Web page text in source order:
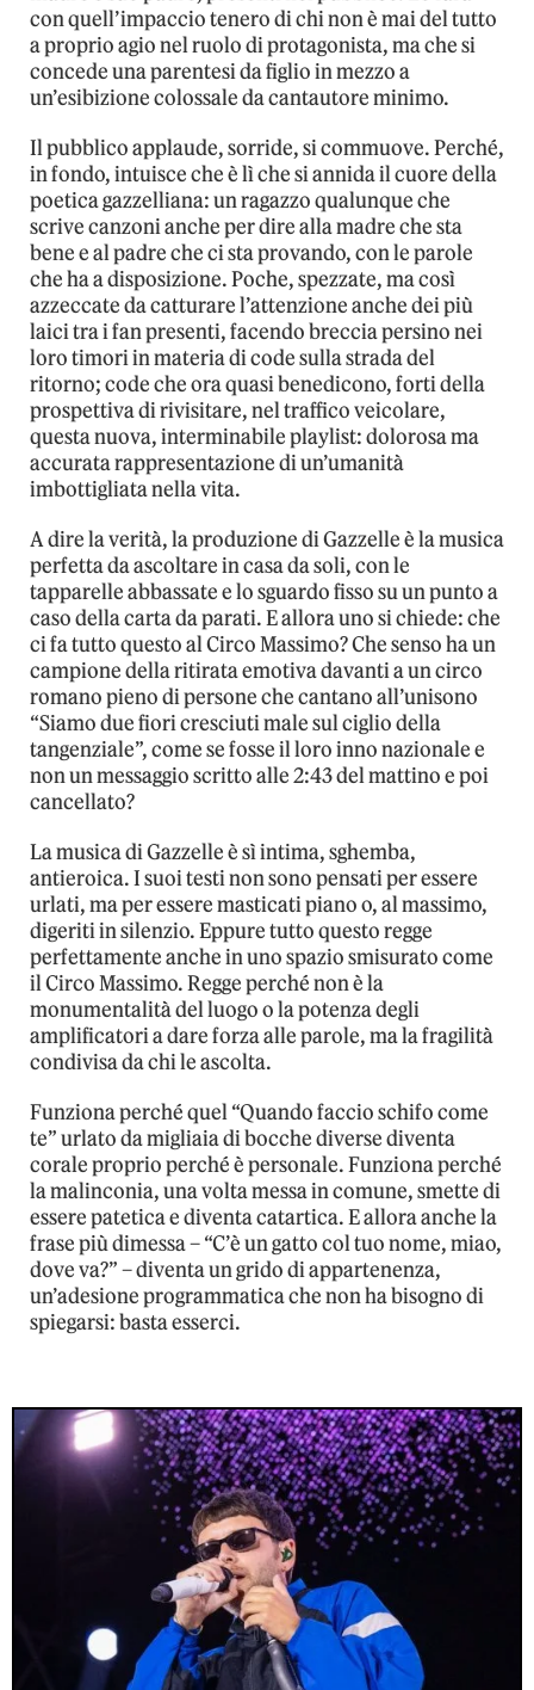
con quell’impaccio tenero di chi non è mai del tutto
a proprio agio nel ruolo di protagonista, ma che si
concede una parentesi da figlio in mezzo a
un’esibizione colossale da cantautore minimo.
Il pubblico applaude, sorride, si commuove. Perché,
in fondo, intuisce che è lì che si annida il cuore della
poetica gazzelliana: un ragazzo qualunque che
scrive canzoni anche per dire alla madre che sta
bene e al padre che ci sta provando, con le parole
che ha a disposizione. Poche, spezzate, ma così
azzeccate da catturare l’attenzione anche dei più
laici tra i fan presenti, facendo breccia persino nei
loro timori in materia di code sulla strada del
ritorno; code che ora quasi benedicono, forti della
prospettiva di rivisitare, nel traffico veicolare,
questa nuova, interminabile playlist: dolorosa ma
accurata rappresentazione di un’umanità
imbottigliata nella vita.
A dire la verità, la produzione di Gazzelle è la musica
perfetta da ascoltare in casa da soli, con le
tapparelle abbassate e lo sguardo fisso su un punto a
caso della carta da parati. E allora uno si chiede: che
ci fa tutto questo al Circo Massimo? Che senso ha un
campione della ritirata emotiva davanti a un circo
romano pieno di persone che cantano all’unisono
“Siamo due fiori cresciuti male sul ciglio della
tangenziale”, come se fosse il loro inno nazionale e
non un messaggio scritto alle 2:43 del mattino e poi
cancellato?
La musica di Gazzelle è sì intima, sghemba,
antieroica. I suoi testi non sono pensati per essere
urlati, ma per essere masticati piano o, al massimo,
digeriti in silenzio. Eppure tutto questo regge
perfettamente anche in uno spazio smisurato come
il Circo Massimo. Regge perché non è la
monumentalità del luogo o la potenza degli
amplificatori a dare forza alle parole, ma la fragilità
condivisa da chi le ascolta.
Funziona perché quel “Quando faccio schifo come
te” urlato da migliaia di bocche diverse diventa
corale proprio perché è personale. Funziona perché
la malinconia, una volta messa in comune, smette di
essere patetica e diventa catartica. E allora anche la
frase più dimessa – “C’è un gatto col tuo nome, miao,
dove va?” – diventa un grido di appartenenza,
un’adesione programmatica che non ha bisogno di
spiegarsi: basta esserci.